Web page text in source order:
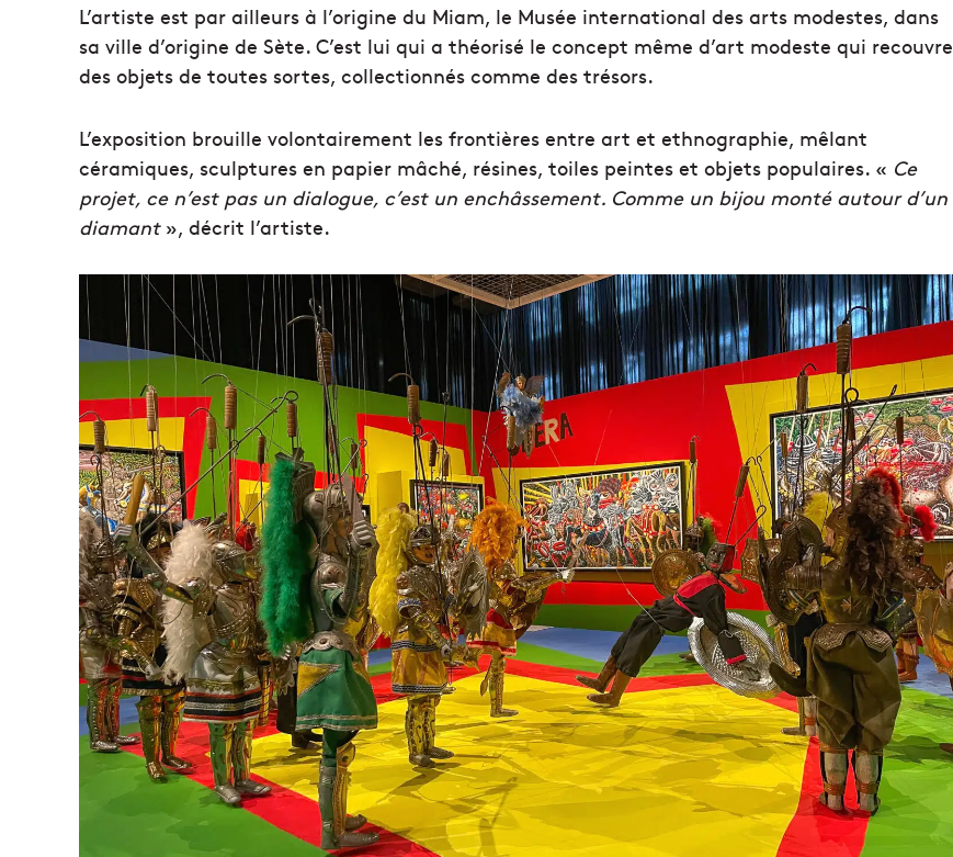
L’artiste est par ailleurs à l’origine du Miam, le Musée international des arts modestes, dans
sa ville d’origine de Sète. C’est lui qui a théorisé le concept même d’art modeste qui recouvre
des objets de toutes sortes, collectionnés comme des trésors.
L’exposition brouille volontairement les frontières entre art et ethnographie, mêlant
céramiques, sculptures en papier mâché, résines, toiles peintes et objets populaires. « Ce
projet, ce n’est pas un dialogue, c’est un enchâssement. Comme un bijou monté autour d’un
diamant», décrit l’artiste.